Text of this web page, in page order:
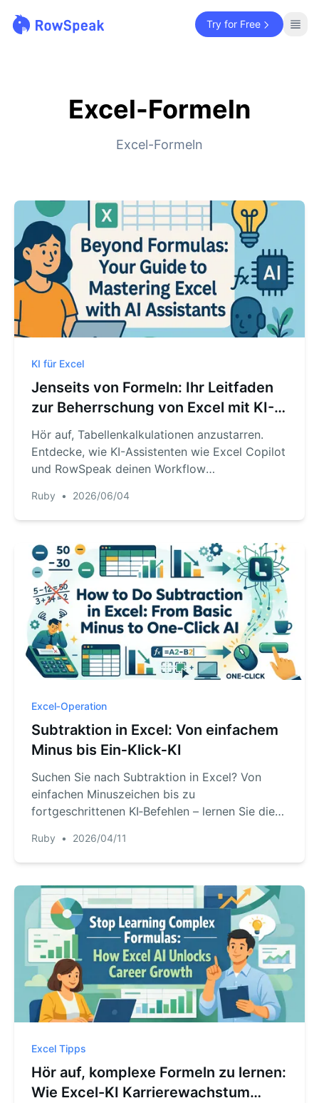
Try for Free
Excel-Formeln
Excel-Formeln
KI für Excel
Jenseits von Formeln: Ihr Leitfaden
zur Beherrschung von Excel mit KI-
Assistenten
Hör auf, Tabellenkalkulationen anzustarren.
Entdecke, wie KI-Assistenten wie Excel Copilot
und RowSpeak deinen Workflow
ihre Funktionen, vergleicht ihre Stärken und
zeigt dir, wie du mit einfachem Englisch sofort
Ruby • 2026/06/04
Excel‑Operation
Subtraktion in Excel: Von einfachem
Minus bis Ein‑Klick‑KI
Suchen Sie nach Subtraktion in Excel? Von
einfachen Minuszeichen bis zu
fortgeschrittenen KI‑Befehlen – lernen Sie die
Spalten sofort zu subtrahieren.
Ruby • 2026/04/11
Excel Tipps
Hör auf, komplexe Formeln zu lernen:
Wie Excel-KI Karrierewachstum